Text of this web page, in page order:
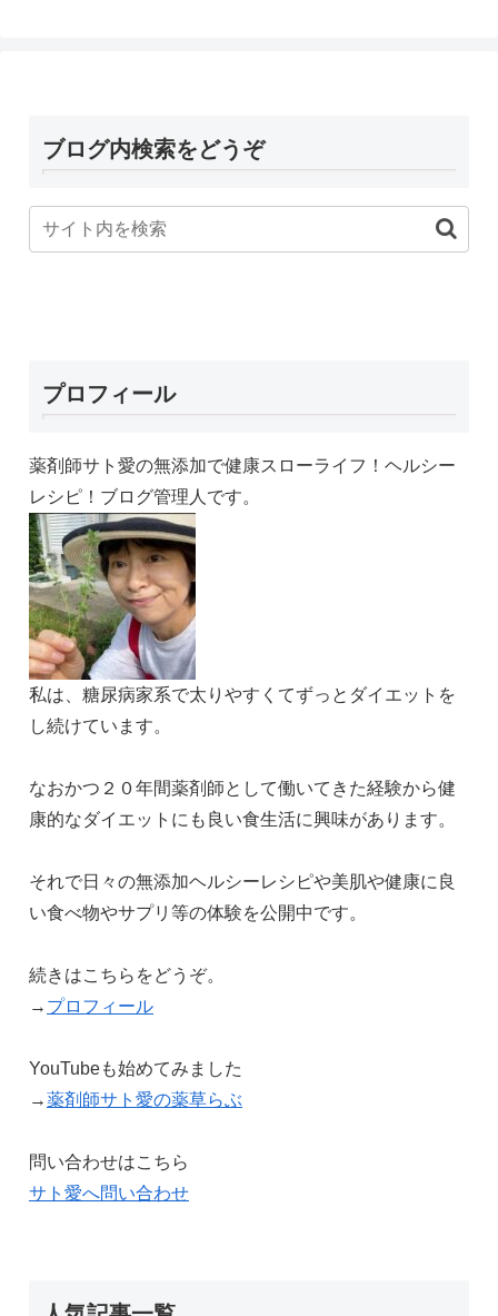
ブログ内検索をどうぞ
プロフィール
薬剤師サト愛の無添加で健康スローライフ！ヘルシー
レシピ！ブログ管理人です。
私は、糖尿病家系で太りやすくてずっとダイエットを
し続けています。
なおかつ２０年間薬剤師として働いてきた経験から健
康的なダイエットにも良い食生活に興味があります。
それで日々の無添加ヘルシーレシピや美肌や健康に良
い食べ物やサプリ等の体験を公開中です。
続きはこちらをどうぞ。
→ プロフィール
YouTubeも始めてみました
→薬剤師サト愛の薬草らぶ
問い合わせはこちら
サト愛へ問い合わせ